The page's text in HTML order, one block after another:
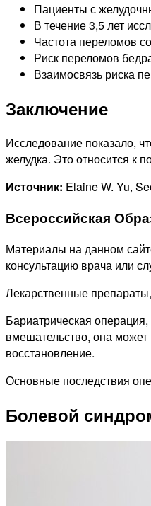
Пациенты с
В течение 3,5 лет
Частота переломов
Риск переломов
Взаимосвязь риска
Заключение
Исследование показало,
желудка. Это относится к
Источник: Elaine W. Yu,
Всероссийская
Материалы на данном
консультацию врача или
Лекарственные
Бариатрическая
вмешательство, она
восстановление.
Основные последствия
Болевой